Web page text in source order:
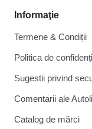
Informaţie
Termene & Condiții
Politica de
Sugestii privind
Comentarii ale
Catalog de mărcі